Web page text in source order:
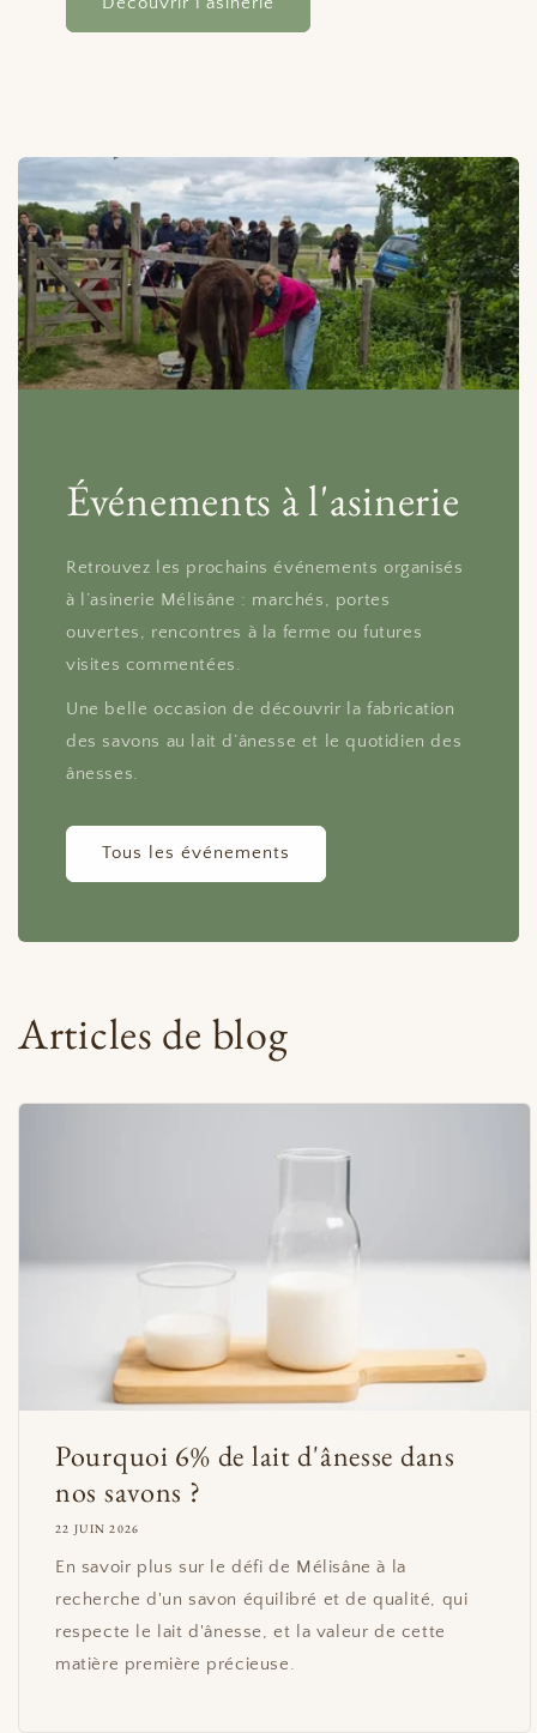
Événements à l'asinerie
Retrouvez les prochains événements organisés
à l’asinerie Mélisâne : marchés, portes
ouvertes, rencontres à la ferme ou futures
visites commentées.
Une belle occasion de découvrir la fabrication
des savons au lait d’ânesse et le quotidien des
ânesses.
Tous les événements
Articles de blog
Pourquoi 6% de lait d'ânesse dans
nos savons ?
22 JUIN 2026
En savoir plus sur le défi de Mélisâne à la
recherche d'un savon équilibré et de qualité, qui
respecte le lait d'ânesse, et la valeur de cette
matière première précieuse.